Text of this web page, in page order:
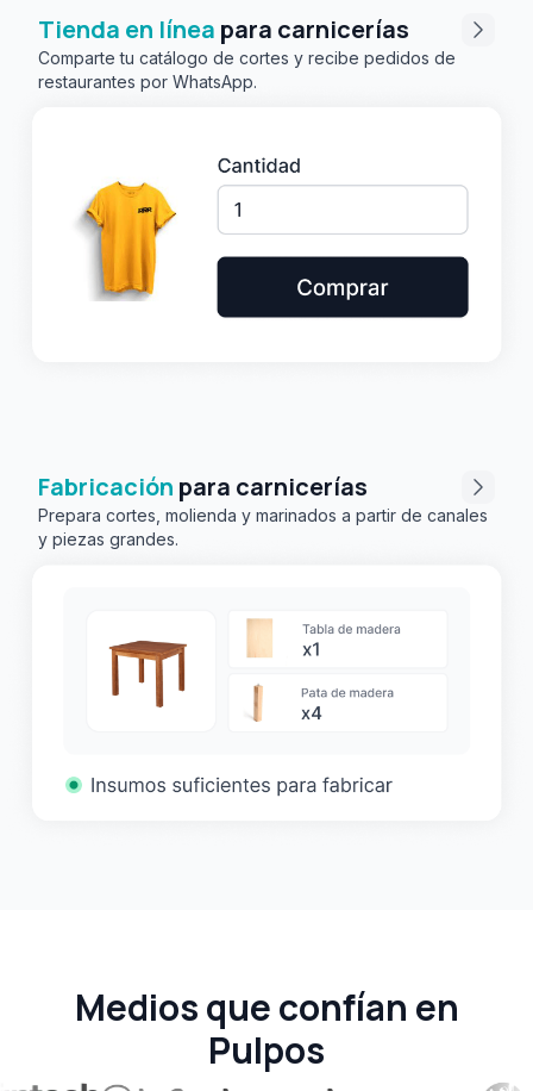
Tienda en línea para carnicerías
Comparte tu catálogo de cortes y recibe pedidos de
restaurantes por WhatsApp.
Fabricación para carnicerías
Prepara cortes, molienda y marinados a partir de canales
y piezas grandes.
Medios que confían en
Pulpos